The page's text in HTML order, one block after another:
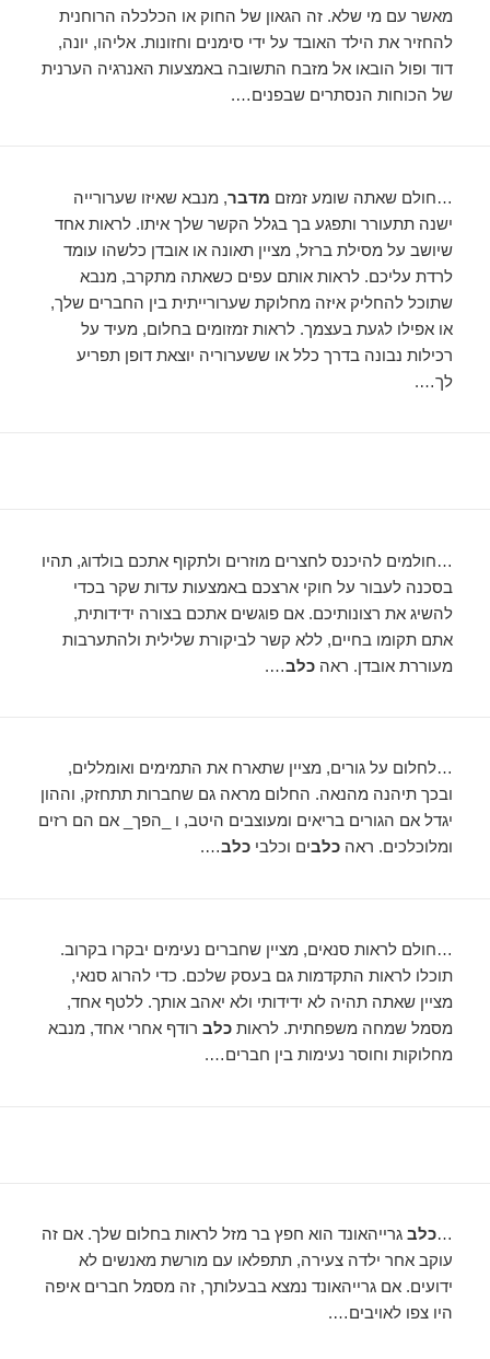
מאשר עם מי שלא. זה הגאון של החוק או הכלכלה הרוחנית
להחזיר את הילד האובד על ידי סימנים וחזונות. אליהו, יונה,
דוד ופול הובאו אל מזבח התשובה באמצעות האנרגיה הערנית
של הכוחות הנסתרים שבפנים….
…חולם שאתה שומע זמזם מדבר, מנבא שאיזו שערורייה
ישנה תתעורר ותפגע בך בגלל הקשר שלך איתו. לראות אחד
שיושב על מסילת ברזל, מציין תאונה או אובדן כלשהו עומד
לרדת עליכם. לראות אותם עפים כשאתה מתקרב, מנבא
שתוכל להחליק איזה מחלוקת שערורייתית בין החברים שלך,
או אפילו לגעת בעצמך. לראות זמזומים בחלום, מעיד על
רכילות נבונה בדרך כלל או ששערוריה יוצאת דופן תפריע
לך….
…חולמים להיכנס לחצרים מוזרים ולתקוף אתכם בולדוג, תהיו
בסכנה לעבור על חוקי ארצכם באמצעות עדות שקר בכדי
להשיג את רצונותיכם. אם פוגשים אתכם בצורה ידידותית,
אתם תקומו בחיים, ללא קשר לביקורת שלילית ולהתערבות
מעוררת אובדן. ראהכלב….
…לחלום על גורים, מציין שתארח את התמימים ואומללים,
ובכך תיהנה מהנאה. החלום מראה גם שחברות תתחזק, וההון
יגדל אם הגורים בריאים ומעוצבים היטב, ו _הפך_ אם הם רזים
ומלוכלכים. ראהכלבים וכלביכלב….
…חולם לראות סנאים, מציין שחברים נעימים יבקרו בקרוב.
תוכלו לראות התקדמות גם בעסק שלכם. כדי להרוג סנאי,
מציין שאתה תהיה לא ידידותי ולא יאהב אותך. ללטף אחד,
מסמל שמחה משפחתית. לראותכלב רודף אחרי אחד, מנבא
מחלוקות וחוסר נעימות בין חברים….
…כלב גרייהאונד הוא חפץ בר מזל לראות בחלום שלך. אם זה
עוקב אחר ילדה צעירה, תתפלאו עם מורשת מאנשים לא
ידועים. אם גרייהאונד נמצא בבעלותך, זה מסמל חברים איפה
היו צפו לאויבים….